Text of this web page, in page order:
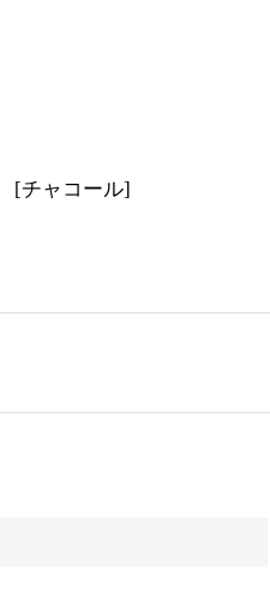
[チャコール]